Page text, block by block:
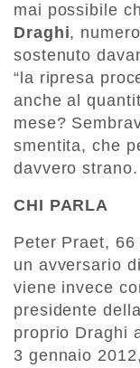
mai possibile
Draghi,
sostenuto
“la ripresa
anche al
mese?
smentita, che
davvero strano.
CHI PARLA
Peter Praet,
un avversario
viene invece
presidente
proprio Draghi
3 gennaio